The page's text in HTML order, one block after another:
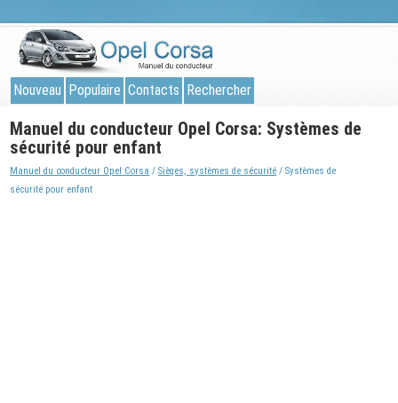
Nouveau Populaire Contacts Rechercher
Manuel du conducteur Opel Corsa: Systèmes de
sécurité pour enfant
Manuel du conducteur Opel Corsa /Sièges, systèmes de sécurité / Systèmes de
sécurité pour enfant